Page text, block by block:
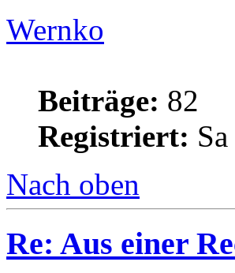
Wernko
Beiträge: 82
Registriert:
Nach oben
Re: Aus einer